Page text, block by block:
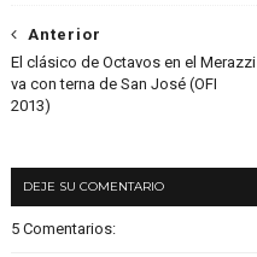
Anterior
El clásico de Octavos en el Merazzi
va con terna de San José (OFI
2013)
DEJE SU COMENTARIO
5 Comentarios: